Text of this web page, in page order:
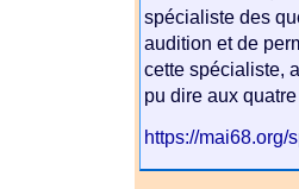
spécialiste des
audition et de
cette spécialiste,
pu dire aux
https://